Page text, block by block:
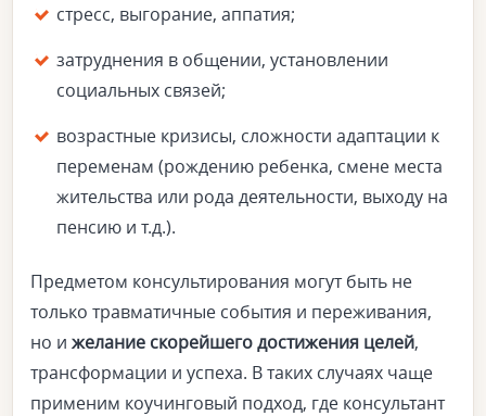
стресс, выгорание, аппатия;
затруднения в общении, установлении
социальных связей;
возрастные кризисы, сложности адаптации к
переменам (рождению ребенка, смене места
жительства или рода деятельности, выходу на
пенсию и т.д.).
Предметом консультирования могут быть не
только травматичные события и переживания,
но и желание скорейшего достижения целей,
трансформации и успеха. В таких случаях чаще
применим коучинговый подход, где консультант